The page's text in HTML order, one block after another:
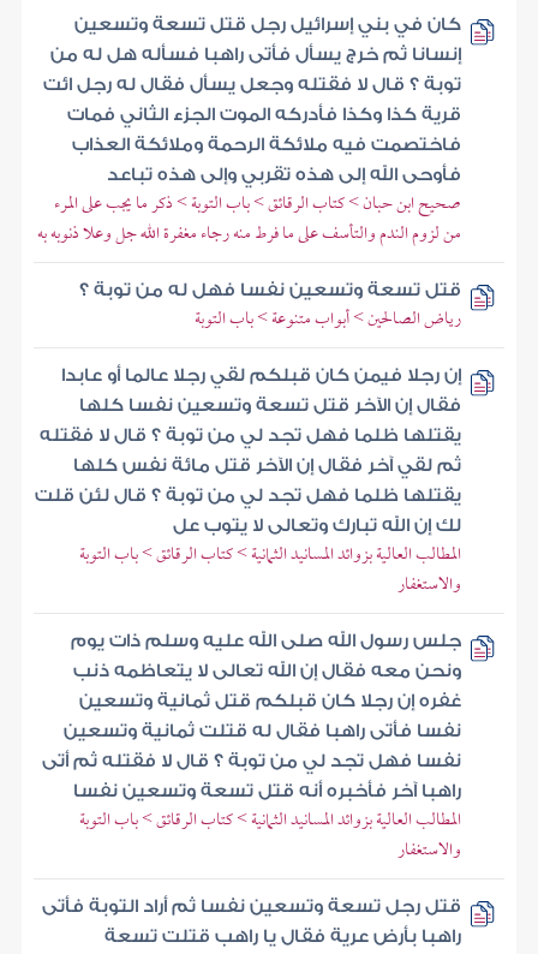
كان في بني إسرائيل رجل قتل تسعة وتسعين
إنسانا ثم خرج يسأل فأتى راهبا فسأله هل له من
توبة ؟ قال لا فقتله وجعل يسأل فقال له رجل ائت
قرية كذا وكذا فأدركه الموت الجزء الثاني فمات
فاختصمت فيه ملائكة الرحمة وملائكة العذاب
فأوحى الله إلى هذه تقربي وإلى هذه تباعد
صحيح ابن حبان > كتاب الرقائق > باب التوبة > ذكر ما يجب على المرء
من لزوم الندم والتأسف على ما فرط منه رجاء مغفرة الله جل وعلا ذنوبه به
قتل تسعة وتسعين نفسا فهل له من توبة ؟
رياض الصالحين > أبواب متنوعة > باب التوبة
إن رجلا فيمن كان قبلكم لقي رجلا عالما أو عابدا
فقال إن الآخر قتل تسعة وتسعين نفسا كلها
يقتلها ظلما فهل تجد لي من توبة ؟ قال لا فقتله
ثم لقي آخر فقال إن الآخر قتل مائة نفس كلها
يقتلها ظلما فهل تجد لي من توبة ؟ قال لئن قلت
لك إن الله تبارك وتعالى لا يتوب عل
المطالب العالية بزوائد المسانيد الثمانية > كتاب الرقائق > باب التوبة
والاستغفار
جلس رسول الله صلى الله عليه وسلم ذات يوم
ونحن معه فقال إن الله تعالى لا يتعاظمه ذنب
غفره إن رجلا كان قبلكم قتل ثمانية وتسعين
نفسا فأتى راهبا فقال له قتلت ثمانية وتسعين
نفسا فهل تجد لي من توبة ؟ قال لا فقتله ثم أتى
راهبا آخر فأخبره أنه قتل تسعة وتسعين نفسا
المطالب العالية بزوائد المسانيد الثمانية > كتاب الرقائق > باب التوبة
والاستغفار
قتل رجل تسعة وتسعين نفسا ثم أراد التوبة فأتى
راهبا بأرض عرية فقال يا راهب قتلت تسعة